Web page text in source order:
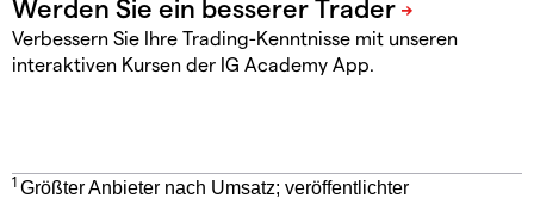
Verbessern Sie Ihre Trading-Kenntnisse mit unseren
interaktiven Kursen der IG Academy App.
1 Größter Anbieter nach Umsatz; veröffentlichter